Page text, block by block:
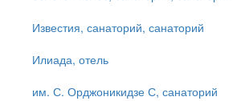
Известия, санаторий, санаторий
Илиада, отель
им. С. Орджоникидзе С, санаторий